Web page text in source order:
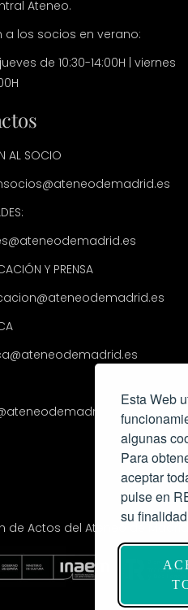
Esta Web
algunas
Para
aceptar
pulse en
su
Ateneo.
a los socios en verano:
de 10:30-14:00H | viernes
AL SOCIO
Y PRENSA
Actos del Ateneo de